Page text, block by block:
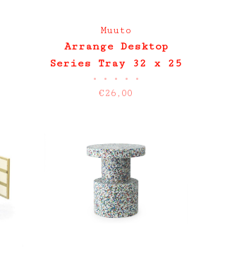
Muuto
Arrange Desktop
Series Tray 32 x 25
• • • • •
€26,00